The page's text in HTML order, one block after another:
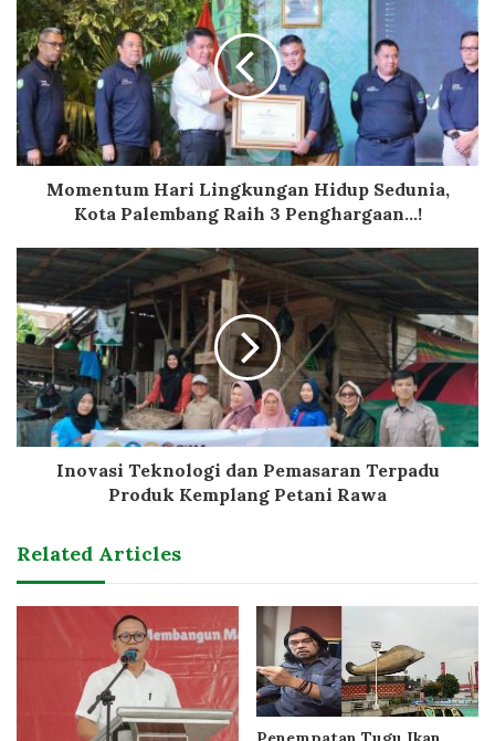
Momentum Hari Lingkungan Hidup Sedunia,
Kota Palembang Raih 3 Penghargaan...!
Inovasi Teknologi dan Pemasaran Terpadu
Produk Kemplang Petani Rawa
Related Articles